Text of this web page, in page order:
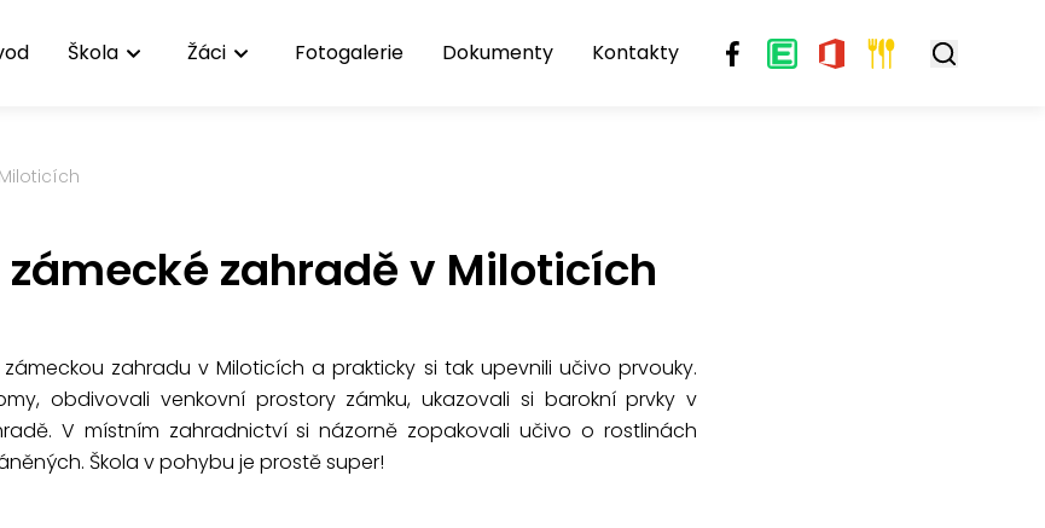
Škola Žáci Fotogalerie Dokumenty Kontakty
zahradě v Miloticích
zámeckou zahradu v Miloticích a prakticky si tak upevnili učivo prvouky.
obdivovali venkovní prostory zámku, ukazovali si barokní prvky v
V místním zahradnictví si názorně zopakovali učivo o rostlinách
Škola v pohybu je prostě super!